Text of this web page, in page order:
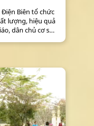
Điện Biên tổ chức
lượng, hiệu quả
dân chủ cơ sở